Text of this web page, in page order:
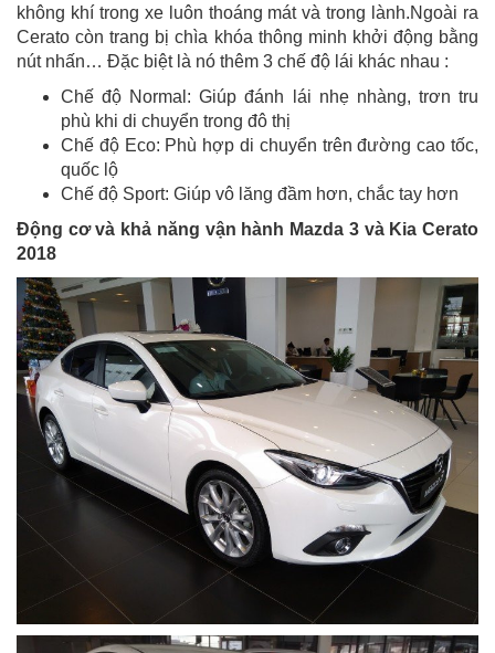
không khí trong xe luôn thoáng mát và trong lành.Ngoài ra
Cerato còn trang bị chìa khóa thông minh khởi động bằng
nút nhấn… Đặc biệt là nó thêm 3 chế độ lái khác nhau :
Chế độ Normal: Giúp đánh lái nhẹ nhàng, trơn tru
phù khi di chuyển trong đô thị
Chế độ Eco: Phù hợp di chuyển trên đường cao tốc,
quốc lộ
Chế độ Sport: Giúp vô lăng đầm hơn, chắc tay hơn
Động cơ và khả năng vận hành Mazda 3 và Kia Cerato
2018